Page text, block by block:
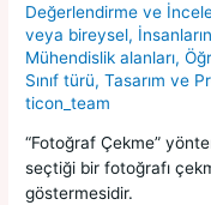
Değerlendirme ve
veya bireysel,
Mühendislik alanları,
Sınıf türü,Tasarım ve
ticon_team
“Fotoğraf Çekme”
seçtiği bir fotoğrafı
göstermesidir.